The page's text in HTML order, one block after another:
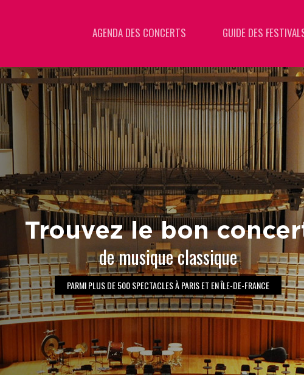
AGENDA DES CONCERTS GUIDE DES
Trouvez le bon
de musique classique
PARMI PLUS DE 500 SPECTACLES À PARIS ET EN ÎLE-DE-FRANCE